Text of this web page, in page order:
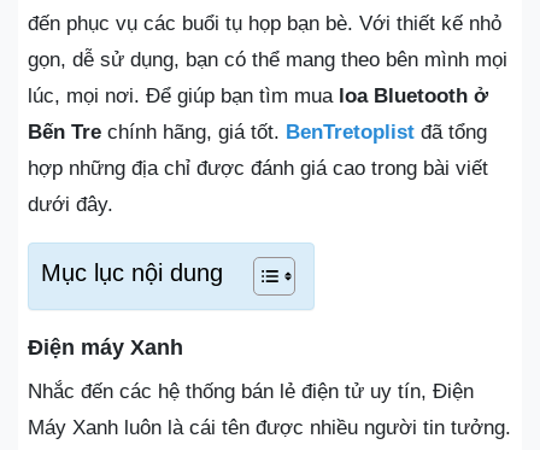
đến phục vụ các buổi tụ họp bạn bè. Với thiết kế nhỏ
gọn, dễ sử dụng, bạn có thể mang theo bên mình mọi
lúc, mọi nơi. Để giúp bạn tìm mua loa Bluetooth ở
Bến Tre chính hãng, giá tốt. BenTretoplist đã tổng
hợp những địa chỉ được đánh giá cao trong bài viết
dưới đây.
Mục lục nội dung
Điện máy Xanh
Nhắc đến các hệ thống bán lẻ điện tử uy tín, Điện
Máy Xanh luôn là cái tên được nhiều người tin tưởng.